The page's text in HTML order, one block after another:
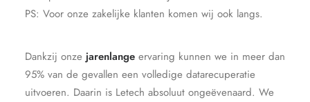
PS: Voor onze zakelijke klanten komen wij ook langs.
Dankzij onze jarenlange ervaring kunnen we in meer dan
95% van de gevallen een volledige datarecuperatie
uitvoeren. Daarin is Letech absoluut ongeëvenaard. We